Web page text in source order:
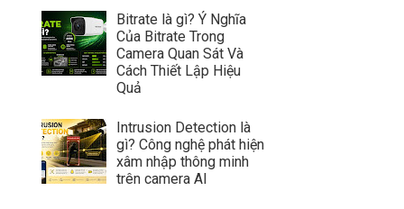
Bitrate là gì? Ý Nghĩa
Của Bitrate Trong
Camera Quan Sát Và
Cách Thiết Lập Hiệu
Quả
Intrusion Detection là
gì? Công nghệ phát hiện
xâm nhập thông minh
trên camera AI